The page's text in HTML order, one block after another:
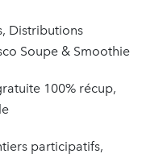
Distributions
Soupe & Smoothie
100% récup,
participatifs,